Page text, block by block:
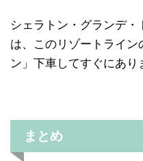
シェラトン・グランデ
は、このリゾートライン
ン」下車してすぐにあり
まとめ